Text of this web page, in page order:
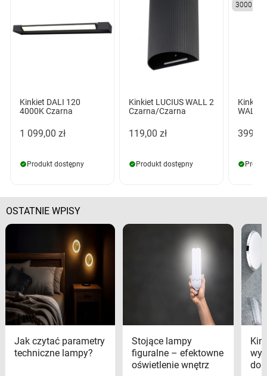
Kinkiet DALI 120
4000K Czarna
1 099,00 zł
Produkt dostępny
Kinkiet LUCIUS WALL 2
Czarna/Czarna
119,00 zł
Produkt dostępny
3000K
Kinkiet
WALL
399,00
OSTATNIE WPISY
Jak czytać parametry
techniczne lampy?
Stojące lampy
figuralne – efektowne
oświetlenie wnętrz